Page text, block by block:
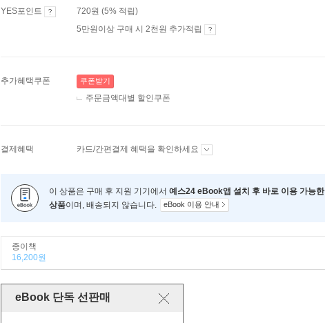
YES포인트
720원 (5% 적립)
5만원이상 구매 시 2천원 추가적립
추가혜택쿠폰 쿠폰받기
주문금액대별 할인쿠폰
결제혜택 카드/간편결제 혜택을 확인하세요
이 상품은 구매 후 지원 기기에서 예스24 eBook앱 설치 후 바로 이용 가능한
상품이며, 배송되지 않습니다. eBook 이용 안내
종이책
16,200원
eBook 단독 선판매